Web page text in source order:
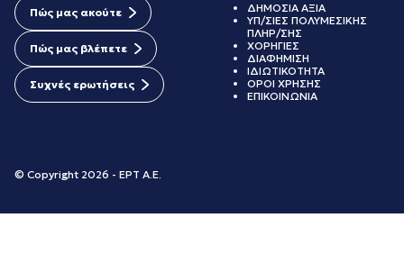
Πώς μας ακούτε
Πώς μας βλέπετε
Συχνές ερωτήσεις
© Copyright 2026 - ΕΡΤ Α.Ε.
ΔΗΜΟΣΙΑ ΑΞΙΑ
ΥΠ/ΣΙΕΣ ΠΟΛΥΜΕΣΙΚΗΣ
ΠΛΗΡ/ΣΗΣ
ΧΟΡΗΓΙΕΣ
ΔΙΑΦΗΜΙΣΗ
ΙΔΙΩΤΙΚΟΤΗΤΑ
ΟΡΟΙ ΧΡΗΣΗΣ
ΕΠΙΚΟΙΝΩΝΙΑ